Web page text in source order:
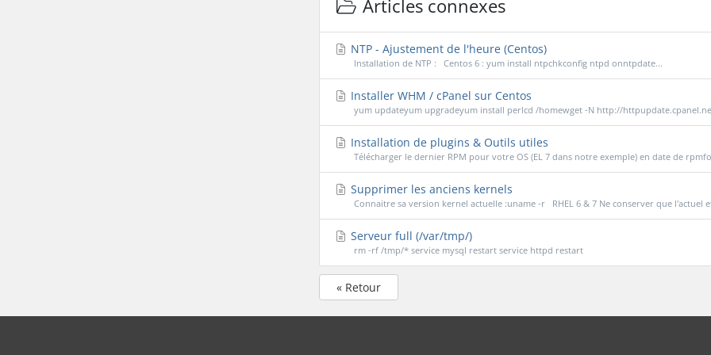
Articles connexes
NTP - Ajustement de l'heure (Centos)
Installation de NTP : Centos 6 : yum install ntpchkconfig ntpd onntpdate...
Installer WHM / cPanel sur Centos
yum updateyum upgradeyum install perlcd /homewget -N http://
Installation de plugins & Outils utiles
Télécharger le dernier RPM pour votre OS (EL 7 dans notre exemple) en date de
Supprimer les anciens kernels
Connaitre sa version kernel actuelle :uname -r RHEL 6 & 7 Ne conserver que l'actuel
Serveur full (/var/tmp/)
rm -rf /tmp/* service mysql restart service httpd restart
« Retour